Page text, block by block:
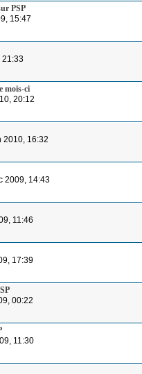
PSP
15:47
mois-ci
20:12
2010, 16:32
2009, 14:43
11:46
17:39
00:22
11:30